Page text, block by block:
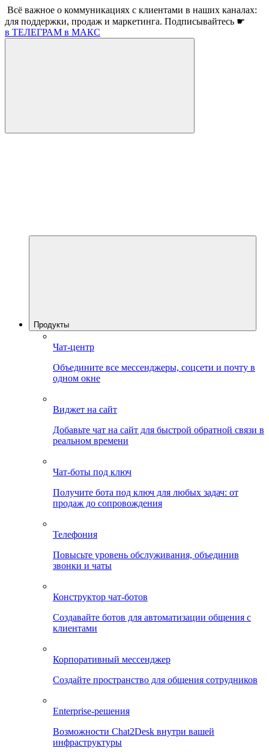
Всё важное о коммуникациях с клиентами в наших каналах:
для поддержки, продаж и маркетинга. Подписывайтесь ☛
в ТЕЛЕГРАМ в МАКС
Продукты
Чат-центр
Объедините все мессенджеры, соцсети и почту в
одном окне
Виджет на сайт
Добавьте чат на сайт для быстрой обратной связи в
реальном времени
Чат-боты под ключ
Получите бота под ключ для любых задач: от
продаж до сопровождения
Телефония
Повысьте уровень обслуживания, объединив
звонки и чаты
Конструктор чат-ботов
Создавайте ботов для автоматизации общения с
клиентами
Корпоративный мессенджер
Создайте пространство для общения сотрудников
Enterprise-решения
Возможности Chat2Desk внутри вашей
инфраструктуры